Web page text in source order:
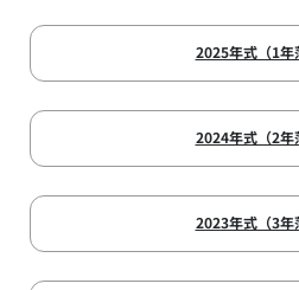
2025年式（1年
2024年式（2年
2023年式（3年